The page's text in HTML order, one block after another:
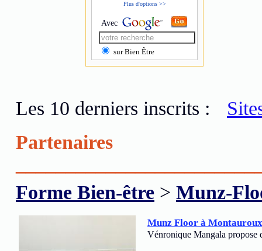
Plus d'options >>
Avec
sur Bien Être
Les 10 derniers inscrits :
Partenaires
Forme Bien-être > Munz-
Munz Floor à
Vénronique Mangala propose